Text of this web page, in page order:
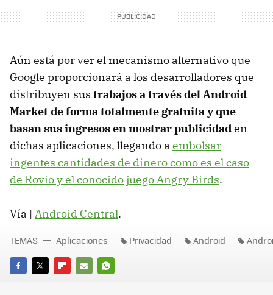
Aún está por ver el mecanismo alternativo que
Google proporcionará a los desarrolladores que
distribuyen sus trabajos a través del Android
Market de forma totalmente gratuita y que
basan sus ingresos en mostrar publicidaden
dichas aplicaciones, llegando a embolsar
ingentes cantidades de dinero como es el caso
de Rovio y el conocido juego Angry Birds.
Vía | Android Central.
FACEBOOK
TWITTERFLIPBOARD
E-
WHATSAPP
TEMAS Aplicaciones Privacidad Android